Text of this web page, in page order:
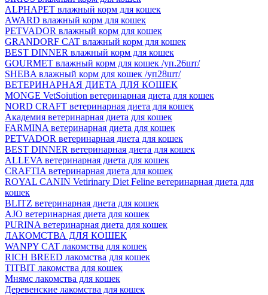
ALPHAPET влажный корм для кошек
AWARD влажный корм для кошек
PETVADOR влажный корм для кошек
GRANDORF CAT влажный корм для кошек
BEST DINNER влажный корм для кошек
GOURMET влажный корм для кошек /уп.26шт/
SHEBA влажный корм для кошек /уп28шт/
ВЕТЕРИНАРНАЯ ДИЕТА ДЛЯ КОШЕК
MONGE VetSoiution ветеринарная диета для кошек
NORD CRAFT ветеринарная диета для кошек
Академия ветеринарная диета для кошек
FARMINA ветеринарная диета для кошек
PETVADOR ветеринарная диета для кошек
BEST DINNER ветеринарная диета для кошек
ALLEVA ветеринарная диета для кошек
CRAFTIA ветеринарная диета для кошек
ROYAL CANIN Vetirinary Diet Feline ветеринарная диета для
кошек
BLITZ ветеринарная диета для кошек
AJO ветеринарная диета для кошек
PURINA ветеринарная диета для кошек
ЛАКОМСТВА ДЛЯ КОШЕК
WANPY CAT лакомства для кошек
RICH BREED лакомства для кошек
TITBIT лакомства для кошек
Мнямс лакомства для кошек
Деревенские лакомства для кошек